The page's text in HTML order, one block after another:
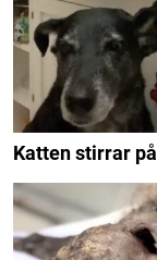
Katten stirrar